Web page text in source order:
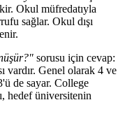
Okul müfredatıyla
sağlar. Okul dışı
sorusu için cevap:
vardır. Genel olarak 4 ve
de sayar. College
hedef üniversitenin